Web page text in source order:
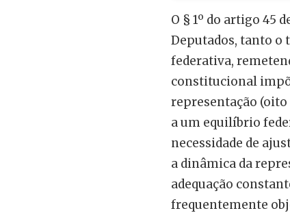
O § 1º do artigo 45
Deputados, tanto o
federativa,
constitucional
representação (oito
a um equilíbrio
necessidade de
a dinâmica da
adequação
frequentemente